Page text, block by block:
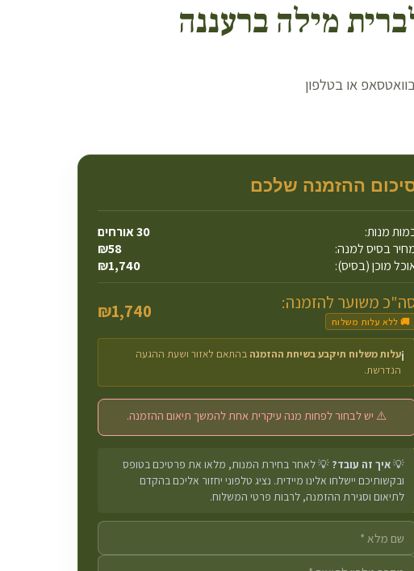
מילה ברעננה
אליכם בוואטסאפ או בטלפון
ההזמנה שלכם
מנות: 30אורחים
בסיס למנה:
₪58
מוכן (בסיס):
₪1,740
משוער להזמנה:
🚚 ללא עלות משלוח ₪1,740
ℹ️עלות משלוח תיקבע בשיחת ההזמנה בהתאם לאזור ושעת ההגעה
הנדרשת.
⚠️ יש לבחור לפחות מנה עיקרית אחת להמשך תיאום ההזמנה.
💡איך זה עובד? 💡 לאחר בחירת המנות, מלאו את פרטיכם בטופס
ובקשותיכם יישלחו אלינו מיידית. נציג טלפוני יחזור אליכם בהקדם
לתיאום וסגירת ההזמנה, לרבות פרטי המשלוח.